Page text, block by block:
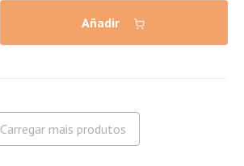
Añadir
Carregar mais produtos